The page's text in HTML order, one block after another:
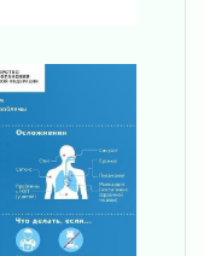
объектами к
с
Гатчинском